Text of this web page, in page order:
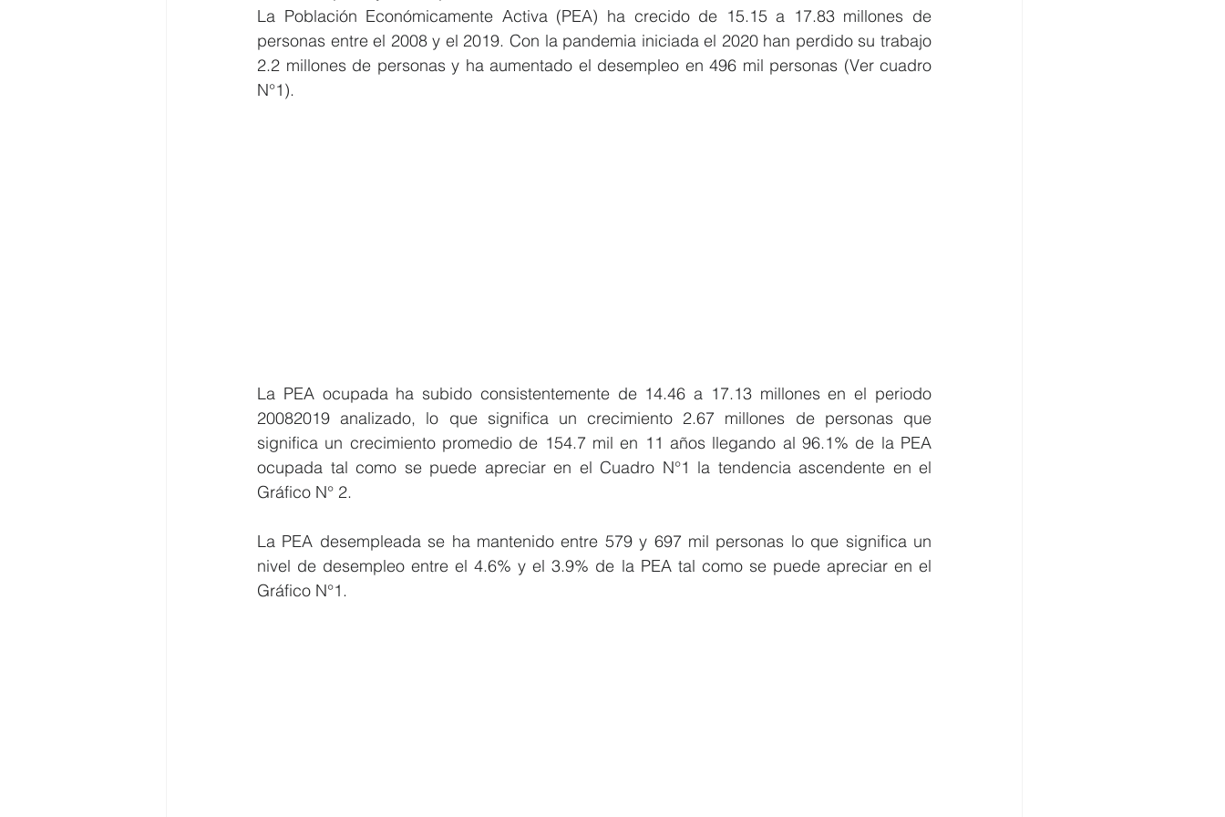
La Población Económicamente Activa (PEA) ha crecido de 15.15 a 17.83 millones de
personas entre el 2008 y el 2019. Con la pandemia iniciada el 2020 han perdido su trabajo
2.2 millones de personas y ha aumentado el desempleo en 496 mil personas (Ver cuadro
N°1).
La PEA ocupada ha subido consistentemente de 14.46 a 17.13 millones en el periodo
20082019 analizado, lo que significa un crecimiento 2.67 millones de personas que
significa un crecimiento promedio de 154.7 mil en 11 años llegando al 96.1% de la PEA
ocupada tal como se puede apreciar en el Cuadro N°1 la tendencia ascendente en el
Gráfico N° 2.
La PEA desempleada se ha mantenido entre 579 y 697 mil personas lo que significa un
nivel de desempleo entre el 4.6% y el 3.9% de la PEA tal como se puede apreciar en el
Gráfico N°1.